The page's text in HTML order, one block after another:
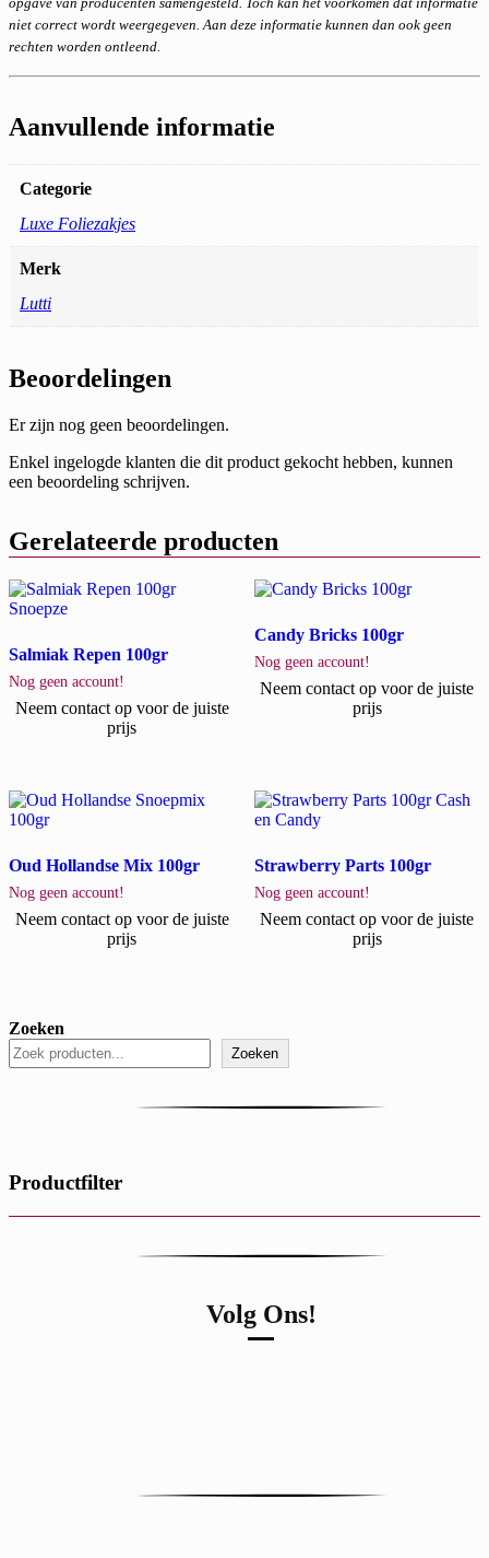
niet correct wordt weergegeven. Aan deze informatie kunnen dan ook geen
rechten worden ontleend.
Aanvullende informatie
Categorie
Luxe Foliezakjes
Merk
Lutti
Beoordelingen
Er zijn nog geen beoordelingen.
Enkel ingelogde klanten die dit product gekocht hebben, kunnen
een beoordeling schrijven.
Gerelateerde producten
Salmiak Repen 100gr
Nog geen account!
Neem contact op voor de juiste
prijs
Candy Bricks 100gr
Nog geen account!
Neem contact op voor de juiste
prijs
Oud Hollandse Mix 100gr
Nog geen account!
Neem contact op voor de juiste
prijs
Strawberry Parts 100gr
Nog geen account!
Neem contact op voor de juiste
prijs
Zoeken
Zoeken
Productfilter
Volg Ons!